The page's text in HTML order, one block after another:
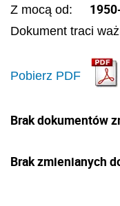
Z mocą od:
Dokument traci
Pobierz PDF
Brak dokumentów
Brak zmienianych